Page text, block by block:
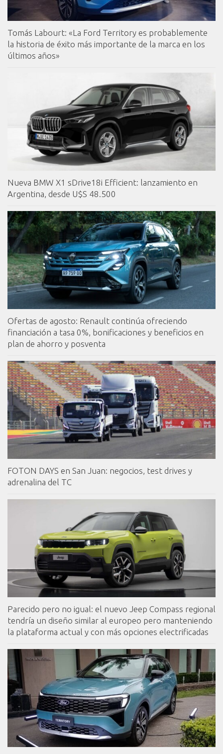
Tomás Labourt: «La Ford Territory es probablemente
la historia de éxito más importante de la marca en los
últimos años»
Nueva BMW X1 sDrive18i Efficient: lanzamiento en
Argentina, desde U$S 48.500
Ofertas de agosto: Renault continúa ofreciendo
financiación a tasa 0%, bonificaciones y beneficios en
plan de ahorro y posventa
FOTON DAYS en San Juan: negocios, test drives y
adrenalina del TC
Parecido pero no igual: el nuevo Jeep Compass regional
tendría un diseño similar al europeo pero manteniendo
la plataforma actual y con más opciones electrificadas